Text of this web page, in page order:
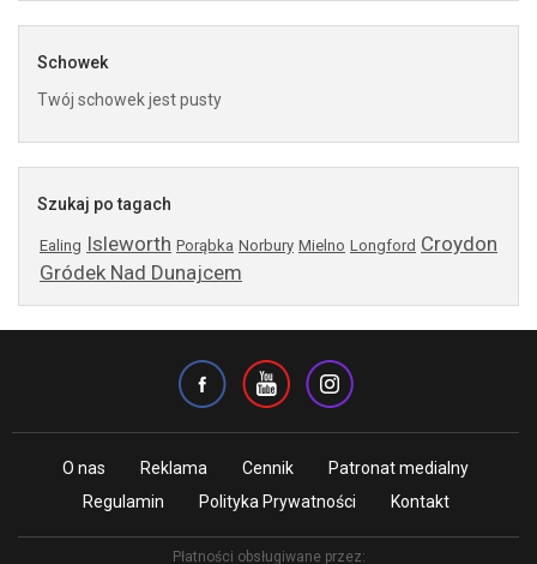
Schowek
Twój schowek jest pusty
Szukaj po tagach
Ealing Isleworth Porąbka Norbury Mielno Longford Croydon
Gródek Nad Dunajcem
O nas Reklama Cennik
Patronat medialny
Regulamin
Polityka Prywatności Kontakt
Płatności obsługiwane przez: